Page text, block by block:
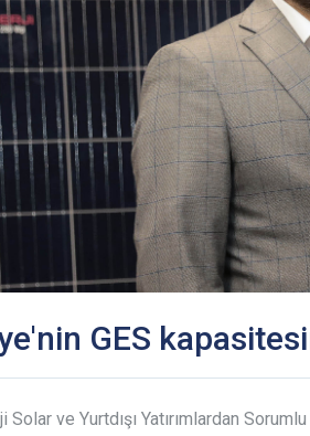
GES
Solar ve Yurtdışı Yatırımlardan